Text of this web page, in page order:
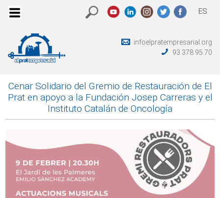
ES
infoelpratempresarial.org
93 378 95 70
Cenar Solidario del Gremio de Restauración de El
Prat en apoyo a la Fundación Josep Carreras y el
Instituto Catalán de Oncología